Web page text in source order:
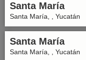
Santa María
Santa María, , Yucatán
Santa María
Santa María, , Yucatán